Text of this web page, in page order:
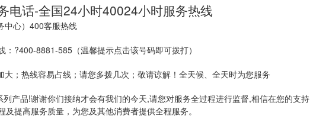
电话-全国24小时40024小时服务热线
中心）400客服热线
?400-8881-585（温馨提示点击该号码即可拨打）
；热线容易占线；请您多拨几次；敬请谅解！全天候、全天时为您服务
产品!谢谢你们接纳才会有我们的今天,请您对服务全过程进行监督,相信在您的支持
提高服务质量，为您及其他消费者提供全程服务。